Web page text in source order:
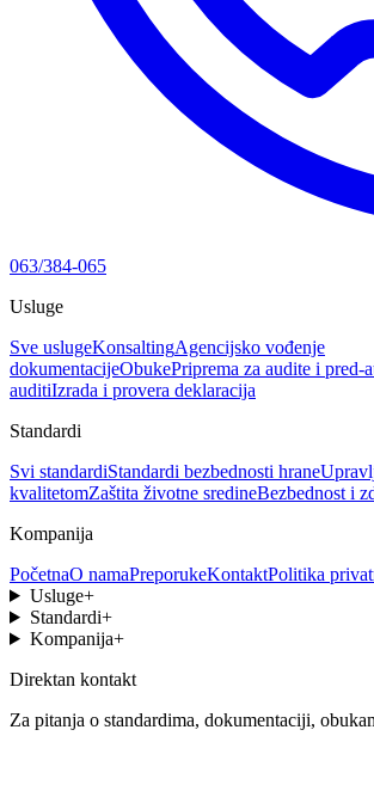
063/384-065
Usluge
Sve uslugeKonsaltingAgencijsko vođenje
dokumentacijeObukePriprema za audite i pred-
auditiIzrada i provera deklaracija
Standardi
Svi standardiStandardi bezbednosti hrane
kvalitetomZaštita životne sredineBezbednost i
Kompanija
PočetnaO namaPreporukeKontaktPolitika
Usluge+
Standardi+
Kompanija+
Direktan kontakt
Za pitanja o standardima, dokumentaciji,